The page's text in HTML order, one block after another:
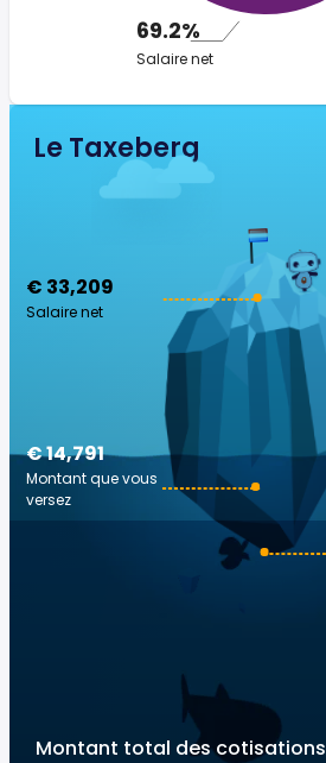
69.2%
Salaire net
Le Taxeberg
€ 33,209
Salaire net
€ 14,791
Montant que vous
versez
Montant total des cotisations